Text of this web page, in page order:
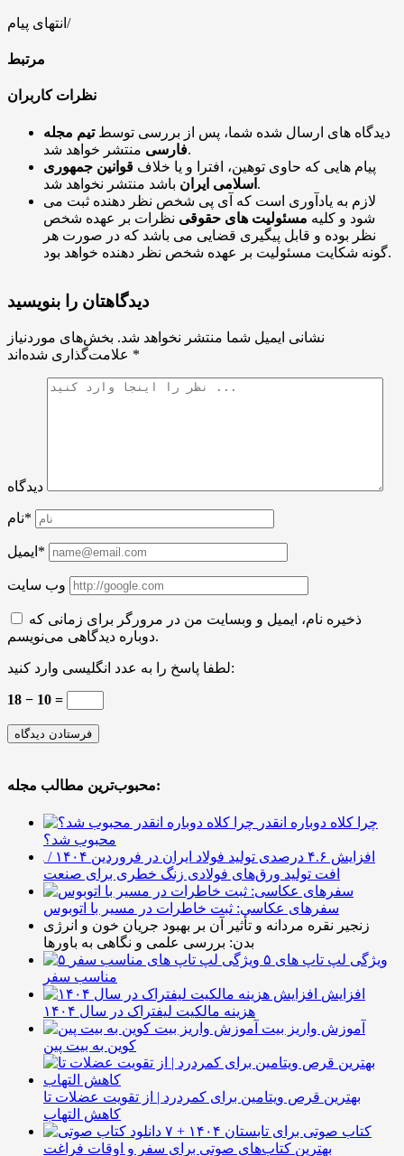
انتهای پیام/
مرتبط
نظرات کاربران
دیدگاه های ارسال شده شما، پس از بررسی توسطتیم مجله
فارسیمنتشر خواهد شد.
پیام هایی که حاوی توهین، افترا و یا خلاف قوانین جمهوری
اسلامی ایران باشد منتشر نخواهد شد.
لازم به یادآوری است که آی پی شخص نظر دهنده ثبت می
شود و کلیه مسئولیت های حقوقی نظرات بر عهده شخص
نظر بوده و قابل پیگیری قضایی می باشد که در صورت هر
گونه شکایت مسئولیت بر عهده شخص نظر دهنده خواهد بود.
دیدگاهتان را بنویسید
نشانی ایمیل شما منتشر نخواهد شد. بخش‌های موردنیاز
*
دیدگاه
نام*
ایمیل*
وب سایت
ذخیره نام، ایمیل و وبسایت من در مرورگر برای زمانی که
دوباره دیدگاهی می‌نویسم.
لطفا پاسخ را به عدد انگلیسی وارد کنید:
18 − 10 =
محبوب‌ترین مطالب مجله:
چرا کلاه دوباره انقدر
محبوب شد؟
افزایش ۴.۶ درصدی تولید فولاد ایران در فروردین ۱۴۰۴ /
افت تولید ورق‌های فولادی زنگ خطری برای صنعت
سفرهای عکاسی: ثبت خاطرات در مسیر با اتوبوس
زنجیر نقره مردانه و تأثیر آن بر بهبود جریان خون و انرژی
بدن: بررسی علمی و نگاهی به باورها
۵ ویژگی لپ تاپ های
مناسب سفر
افزایش
هزینه مالکیت لیفتراک در سال ۱۴۰۴
آموزش واریز بیت
کوین به بیت پین
بهترین قرص ویتامین برای کمردرد | از تقویت عضلات تا
کاهش التهاب
۷ کتاب صوتی برای تابستان ۱۴۰۴ +
بهترین کتاب‌های صوتی برای سفر و اوقات فراغت